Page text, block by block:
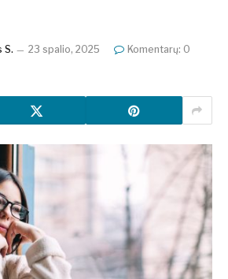
S. 23 spalio, 2025
Komentarų: 0